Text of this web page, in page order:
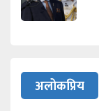
अलोकप्रिय